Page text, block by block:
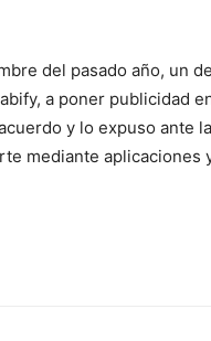
del pasado año, un
a poner publicidad
y lo expuso ante
mediante aplicaciones